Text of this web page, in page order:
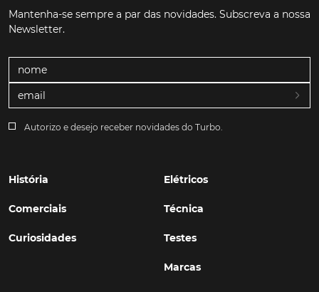
Mantenha-se sempre a par das novidades. Subscreva a nossa
Newsletter.
Autorizo e desejo receber novidades do Turbo.
História
Comerciais
Curiosidades
Elétricos
Técnica
Testes
Marcas